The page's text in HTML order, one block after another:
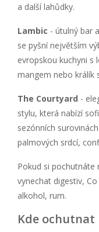
a další lahůdky.
Lambic - útulný bar
se pyšní největším
evropskou kuchyni s
mangem nebo králík
The Courtyard -
stylu, která nabízí
sezónních
palmových srdcí,
Pokud si pochutnáte
vynechat digestiv,
alkohol, rum.
Kde